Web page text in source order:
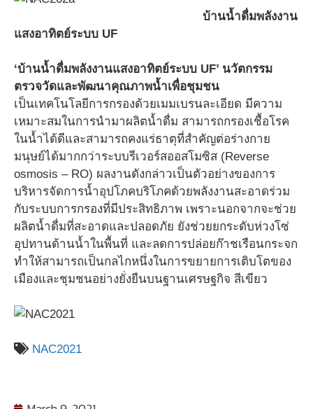
บ้านน้ำดื่มพลังงาน
แสงอาทิตย์ระบบ UF
‘บ้านน้ำดื่มพลังงานแสงอาทิตย์ระบบ UF’ นวัตกรรม
ตรวจวัดและพัฒนาคุณภาพน้ำเพื่อชุมชน
เป็นเทคโนโลยีการกรองด้วยเมมเบรนละเอียด มีความ
เหมาะสมในการนำมาผลิตน้ำดื่ม สามารถกรองเชื้อโรค
ในน้ำได้ดีและสามารถคงแร่ธาตุที่สำคัญต่อร่างกาย
มนุษย์ได้มากกว่าระบบรีเวอร์สออสโมซิส (Reverse
osmosis – RO) ผลงานดังกล่าวเป็นตัวอย่างของการ
บริหารจัดการน้ำอุปโภคบริโภคด้วยพลังงานสะอาดร่วม
กับระบบการกรองที่มีประสิทธิภาพ เพราะนอกจากจะช่วย
ผลิตน้ำดื่มที่สะอาดและปลอดภัย ยังช่วยยกระดับห่วงโซ่
อุปทานด้านน้ำในพื้นที่ และลดการปล่อยก๊าชเรือนกระจก
ทำให้สามารถเป็นกลไกหนึ่งในการขยายการเติบโตของ
เมืองและชุมชนอย่างยั่งยืนบนฐานเศรษฐกิจ สีเขียว
NAC2021